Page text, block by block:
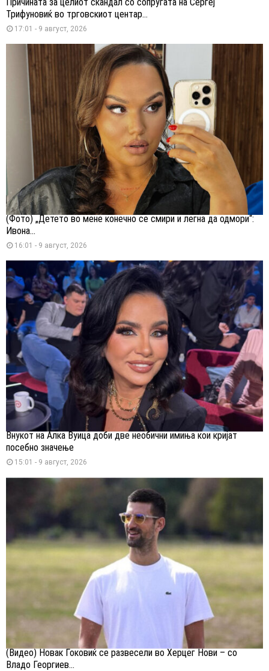
Трифуновиќ во трговскиот центар...
17:01 - 9 август, 2026
(Фото) „Детето во мене конечно се смири и легна да одмори“:
Ивона...
16:01 - 9 август, 2026
Внукот на Алка Вуица доби две необични имиња кои кријат
посебно значење
15:01 - 9 август, 2026
(Видео) Новак Ѓоковиќ се развесели во Херцег Нови – со
Владо Георгиев...